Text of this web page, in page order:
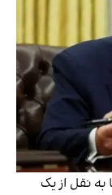
به نقل از یک